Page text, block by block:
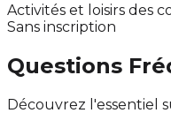
Activités et loisirs des
Sans inscription
Questions
Découvrez l'essentiel